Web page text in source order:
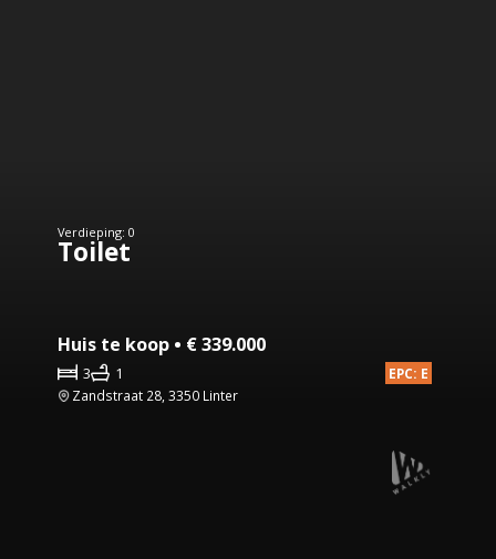
Verdieping: 0
Toilet
Huis te koop • € 339.000
3 1
EPC: E
Zandstraat 28, 3350 Linter